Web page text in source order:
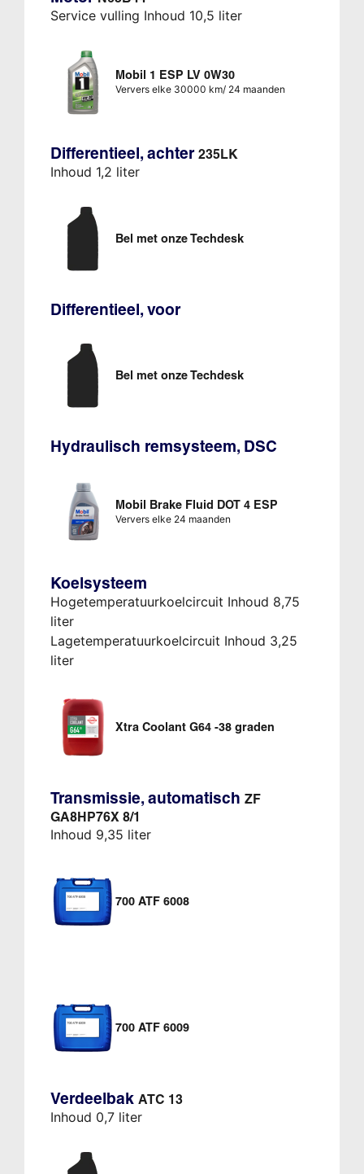
Service vulling Inhoud 10,5 liter
Mobil 1 ESP LV 0W30
Ververs elke 30000 km/ 24 maanden
Differentieel, achter 235LK
Inhoud 1,2 liter
Bel met onze Techdesk
Differentieel, voor
Bel met onze Techdesk
Hydraulisch remsysteem, DSC
Mobil Brake Fluid DOT 4 ESP
Ververs elke 24 maanden
Koelsysteem
Hogetemperatuurkoelcircuit Inhoud 8,75
liter
Lagetemperatuurkoelcircuit Inhoud 3,25
liter
Xtra Coolant G64 -38 graden
Transmissie, automatisch ZF
GA8HP76X 8/1
Inhoud 9,35 liter
700 ATF 6008
700 ATF 6009
Verdeelbak ATC 13
Inhoud 0,7 liter